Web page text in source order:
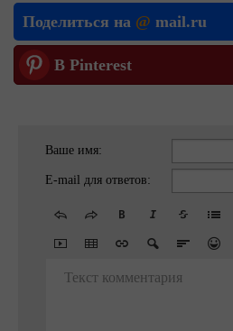
Поделиться на @ mail.ru
В Pinterest
Ваше имя:
E-mail для ответов:
Текст комментария